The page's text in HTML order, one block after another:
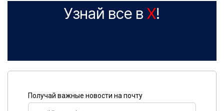
Узнай все в X!